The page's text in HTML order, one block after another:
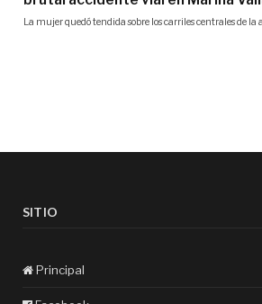
SITIO
Principal